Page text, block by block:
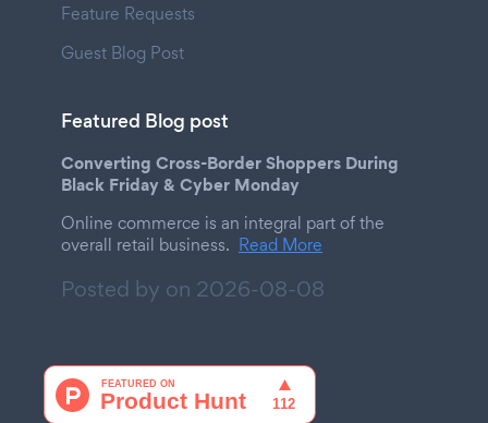
Feature Requests
Guest Blog Post
Featured Blog post
Converting Cross-Border Shoppers During
Black Friday & Cyber Monday
Online commerce is an integral part of the
overall retail business. Read More
Posted by on 2026-08-08